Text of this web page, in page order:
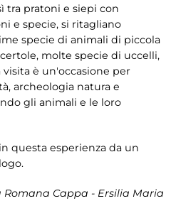
tra pratoni e siepi con
e specie, si ritagliano
specie di animali di piccola
molte specie di uccelli,
visita è un'occasione per
archeologia natura e
gli animali e le loro
questa esperienza da un
Cappa - Ersilia Maria